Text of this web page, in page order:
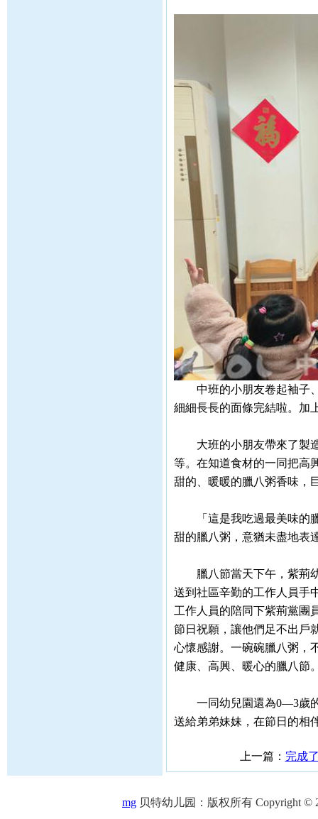
中班的小朋友卷起袖子、
細細長長的面條完結啦。
大班的小朋友帶來了製造
等。在知道食材的一同把高
甜的、暖暖的臘八粥香味，
「這是我吃過最美味的臘
甜的臘八粥，意猶未盡地表
臘八節當天下午，紫荊幼
送到社區辛勤的工作人員手
工作人員的陪同下紫荊黨團
節日祝願，讓他們足不出戶
心懷感謝。一碗碗臘八粥，
健康、高興、暖心的臘八節
一同幼兒園還為0—3歲的
送給弟弟妹妹，在節日的相
上一篇： 完成
mg 贝特幼儿园：版权所有 Copyright ©